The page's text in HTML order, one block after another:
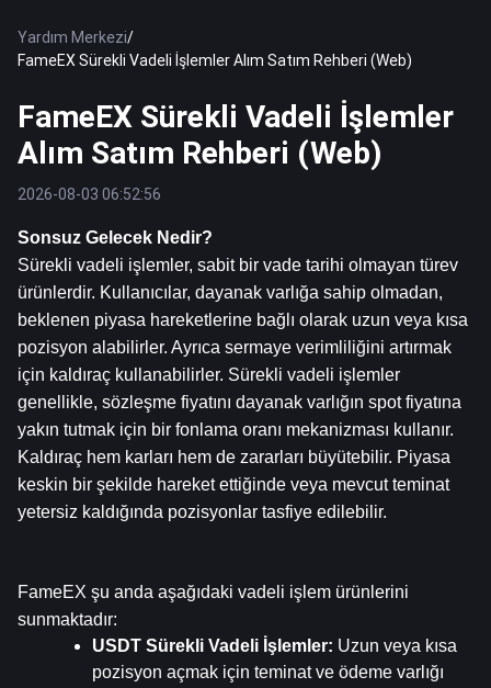
Yardım Merkezi/
FameEX Sürekli Vadeli İşlemler Alım Satım Rehberi (Web)
FameEX Sürekli Vadeli İşlemler
Alım Satım Rehberi (Web)
2026-08-03 06:52:56
Sonsuz Gelecek Nedir?
Sürekli vadeli işlemler, sabit bir vade tarihi olmayan türev
ürünlerdir. Kullanıcılar, dayanak varlığa sahip olmadan,
beklenen piyasa hareketlerine bağlı olarak uzun veya kısa
pozisyon alabilirler. Ayrıca sermaye verimliliğini artırmak
için kaldıraç kullanabilirler. Sürekli vadeli işlemler
genellikle, sözleşme fiyatını dayanak varlığın spot fiyatına
yakın tutmak için bir fonlama oranı mekanizması kullanır.
Kaldıraç hem karları hem de zararları büyütebilir. Piyasa
keskin bir şekilde hareket ettiğinde veya mevcut teminat
yetersiz kaldığında pozisyonlar tasfiye edilebilir.
FameEX şu anda aşağıdaki vadeli işlem ürünlerini
sunmaktadır:
USDT Sürekli Vadeli İşlemler: Uzun veya kısa
pozisyon açmak için teminat ve ödeme varlığı